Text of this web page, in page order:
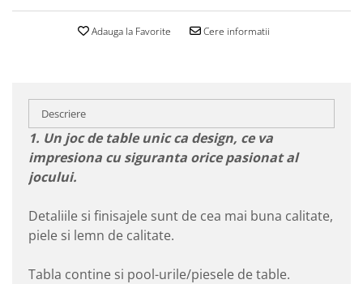
Adauga la Favorite Cere informatii
Descriere
1. Un joc de table unic ca design, ce va
impresiona cu siguranta orice pasionat al
jocului.
Detaliile si finisajele sunt de cea mai buna calitate,
piele si lemn de calitate.
Tabla contine si pool-urile/piesele de table.